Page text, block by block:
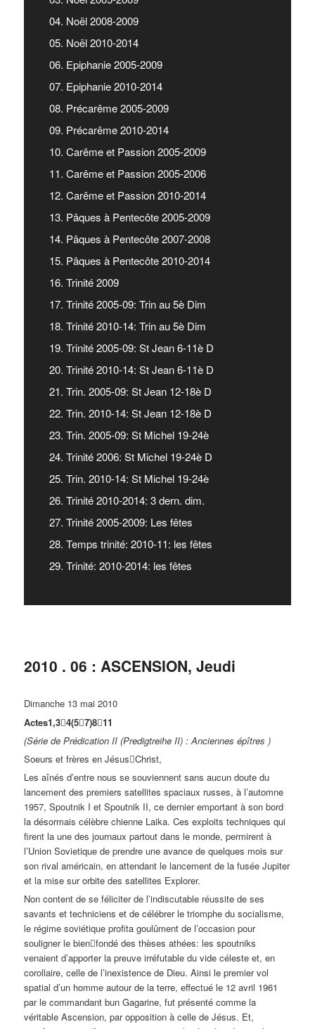
2010 . 06 : ASCENSION, Jeudi
Dimanche 13 mai 2010
Actes1,3﷓4(5﷓7)8﷓11
(Série de Prédication II (Predigtreihe II) : Anciennes épîtres )
Soeurs et frères en Jésus﷓Christ,
Les aînés d’entre nous se souviennent sans aucun doute du
lancement des premiers satellites spaciaux russes, à l’automne
1957, Spoutnik I et Spoutnik II, ce dernier emportant à son bord
la désormais célèbre chienne Laika. Ces exploits techniques qui
firent la une des journaux partout dans le monde, permirent à
l’Union Sovietique de prendre une avance de quelques mois sur
son rival américain, en attendant le lancement de la fusée Jupiter
et la mise sur orbite des satellites Explorer.
Non content de se féliciter de l’indiscutable réussite de ses
savants et techniciens et de célébrer le triomphe du socialisme,
le régime soviétique profita goulûment de l’occasion pour
souligner le bien﷓fondé des thèses athées: les spoutniks
venaient d’apporter la preuve irréfutable du vide céleste et, en
corollaire, celle de l’inexistence de Dieu. Ainsi le premier vol
spatial d’un homme autour de la terre, effectué le 12 avril 1961
par le commandant bun Gagarine, fut présenté comme la
véritable Ascension, par opposition à celle de Jésus. Et,
04. Noël 2008-2009
05. Noël 2010-2014
06. Epiphanie 2005-2009
07. Epiphanie 2010-2014
08. Précarême 2005-2009
09. Précarême 2010-2014
10. Carême et Passion 2005-2009
11. Carême et Passion 2005-2006
12. Carême et Passion 2010-2014
13. Pâques à Pentecôte 2005-2009
14. Pâques à Pentecôte 2007-2008
15. Pâques à Pentecôte 2010-2014
16. Trinité 2009
17. Trinité 2005-09: Trin au 5è Dim
18. Trinité 2010-14: Trin au 5è Dim
19. Trinité 2005-09: St Jean 6-11è D
20. Trinité 2010-14: St Jean 6-11è D
21. Trin. 2005-09: St Jean 12-18è D
22. Trin. 2010-14: St Jean 12-18è D
23. Trin. 2005-09: St Michel 19-24è
24. Trinité 2006: St Michel 19-24è D
25. Trin. 2010-14: St Michel 19-24è
26. Trinité 2010-2014: 3 dern. dim.
27. Trinité 2005-2009: Les fêtes
28. Temps trinité: 2010-11: les fêtes
29. Trinité: 2010-2014: les fêtes